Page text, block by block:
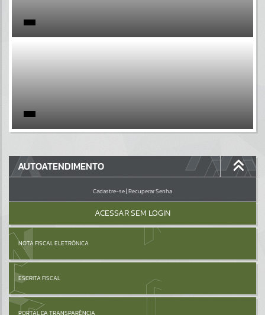
Por favor, aguarde...
GALERIAS
Por favor, aguarde...
AUTOATENDIMENTO
Cadastre-se|Recuperar Senha
ACESSAR SEM LOGIN
NOTA FISCAL ELETRÔNICA
ESCRITA FISCAL
PORTAL DA TRANSPARÊNCIA